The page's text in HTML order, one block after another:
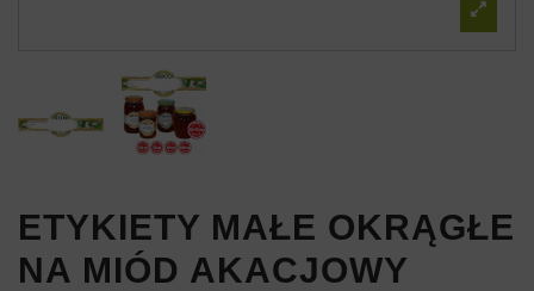
ETYKIETY MAŁE OKRĄGŁE
NA MIÓD AKACJOWY